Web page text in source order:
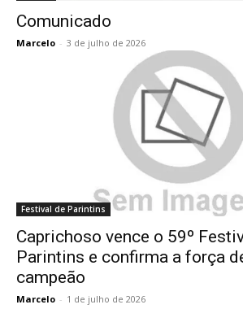
Comunicado
Marcelo - 3 de julho de 2026
Festival de Parintins
Caprichoso vence o 59º
Parintins e confirma a força
campeão
Marcelo - 1 de julho de 2026